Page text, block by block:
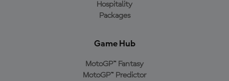
Hospitality
Packages
Game Hub
MotoGP™ Fantasy
MotoGP™ Predictor